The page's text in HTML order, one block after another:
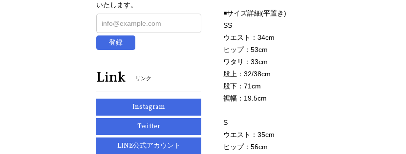
◾️サイズ詳細(平置き)
SS
ウエスト：34cm
ヒップ：53cm
ワタリ：33cm
股上：32/38cm
股下：71cm
裾幅：19.5cm
S
ウエスト：35cm
ヒップ：56cm
いたします。
登録
Link リンク
Instagram
Twitter
LINE公式アカウント